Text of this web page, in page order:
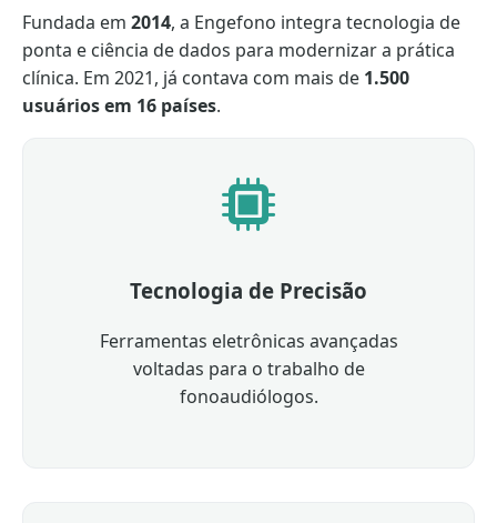
Fundada em 2014, a Engefono integra tecnologia de
ponta e ciência de dados para modernizar a prática
clínica. Em 2021, já contava com mais de 1.500
usuários em 16 países.
Tecnologia de Precisão
Ferramentas eletrônicas avançadas
voltadas para o trabalho de
fonoaudiólogos.